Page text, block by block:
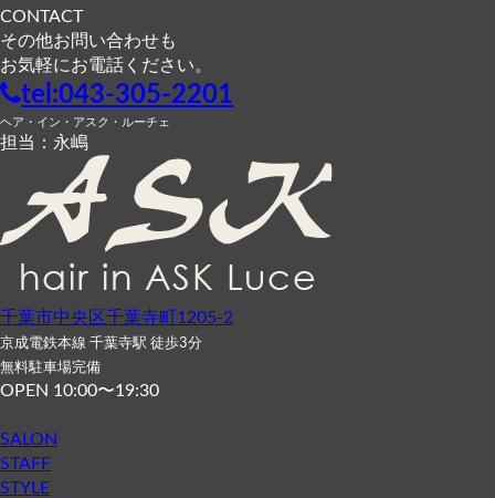
CONTACT
その他お問い合わせも
お気軽にお電話ください。
tel:043-305-2201
ヘア・イン・アスク・ルーチェ
担当：永嶋
千葉市中央区千葉寺町1205-2
京成電鉄本線 千葉寺駅 徒歩3分
無料駐車場完備
OPEN 10:00〜19:30
SALON
STAFF
STYLE